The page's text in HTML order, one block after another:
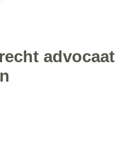
advocaat